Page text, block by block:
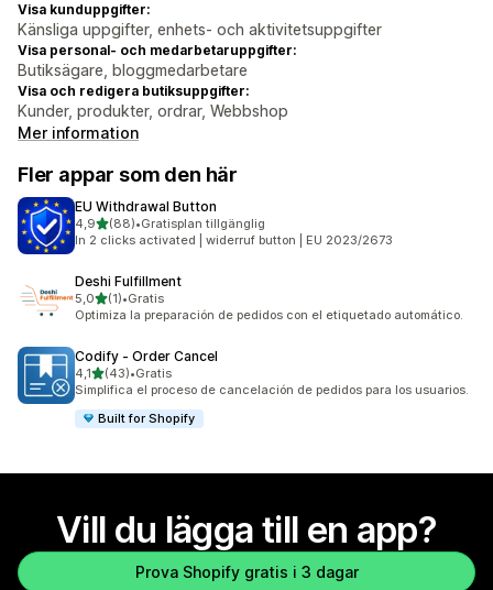
Visa kunduppgifter:
Känsliga uppgifter, enhets- och aktivitetsuppgifter
Visa personal- och medarbetaruppgifter:
Butiksägare, bloggmedarbetare
Visa och redigera butiksuppgifter:
Kunder, produkter, ordrar, Webbshop
Mer information
Fler appar som den här
EU Withdrawal Button
4,9av 5 stjärnor
(88)
88 recensioner totalt
•Gratisplan tillgänglig
In 2 clicks activated | widerruf button | EU 2023/2673
Deshi Fulfillment
5,0av 5 stjärnor
(1)
1 recensioner totalt
•Gratis
Optimiza la preparación de pedidos con el etiquetado automático.
Codify ‑ Order Cancel
4,1av 5 stjärnor
(43)
43 recensioner totalt
•Gratis
Simplifica el proceso de cancelación de pedidos para los usuarios.
Built for Shopify
Vill du lägga till en app?
Prova Shopify gratis i 3 dagar